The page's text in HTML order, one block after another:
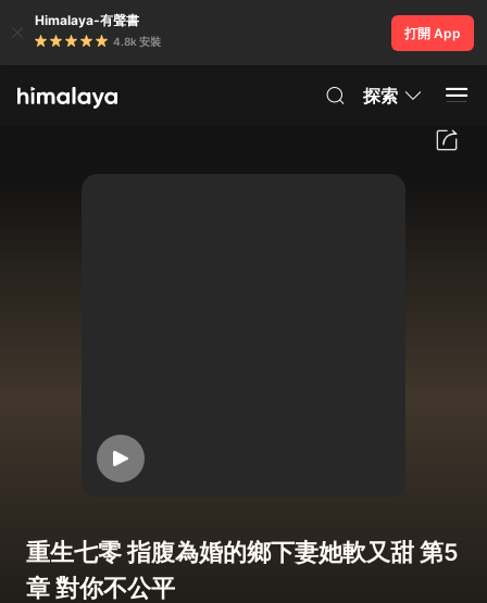
Himalaya-有聲書
4.8k 安裝
打開 App
探索
重生七零 指腹為婚的鄉下妻她軟又甜 第5
章 對你不公平